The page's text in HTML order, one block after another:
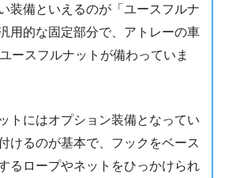
装備といえるのが「ユースフルナ
用的な固定部分で、アトレーの車
ースフルナットが備わっていま
トにはオプション装備となってい
けるのが基本で、フックをベース
るロープやネットをひっかけられ